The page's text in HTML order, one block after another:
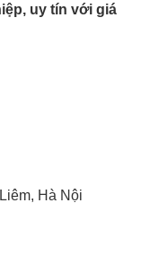
uy tín với giá
Hà Nội